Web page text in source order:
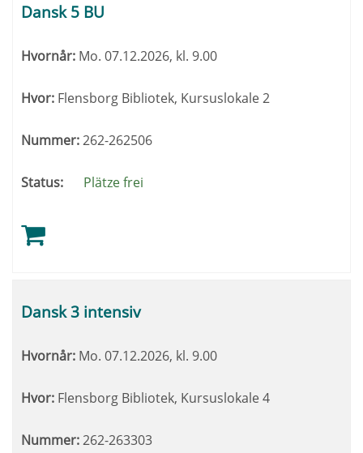
Dansk 5 BU
Hvornår: Mo. 07.12.2026, kl. 9.00
Hvor: Flensborg Bibliotek, Kursuslokale 2
Nummer:262-262506
Status: Plätze frei
Dansk 3 intensiv
Hvornår: Mo. 07.12.2026, kl. 9.00
Hvor: Flensborg Bibliotek, Kursuslokale 4
Nummer:262-263303